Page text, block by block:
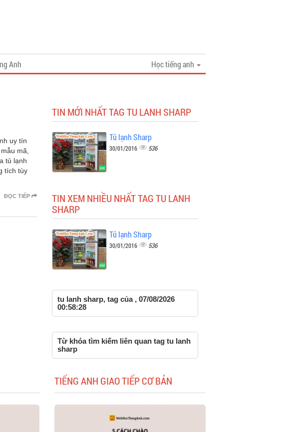
Anh
Học tiếng anh
uy tín
mã,
tủ lạnh
tích tùy
ĐỌC TIẾP
TIN MỚI NHẤT TAG TU LANH SHARP
Tủ lạnh Sharp
30/01/2016 536
TIN XEM NHIỀU NHẤT TAG TU LANH
SHARP
Tủ lạnh Sharp
30/01/2016 536
tu lanh sharp, tag của , 07/08/2026
00:58:28
Từ khóa tìm kiếm liên quan tag tu lanh
sharp
TIẾNG ANH GIAO TIẾP CƠ BẢN